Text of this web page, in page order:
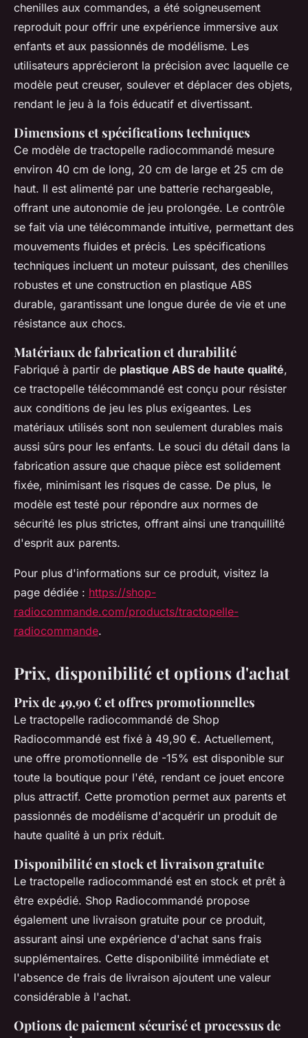
chenilles aux commandes, a été soigneusement
reproduit pour offrir une expérience immersive aux
enfants et aux passionnés de modélisme. Les
utilisateurs apprécieront la précision avec laquelle ce
modèle peut creuser, soulever et déplacer des objets,
rendant le jeu à la fois éducatif et divertissant.
Dimensions et spécifications techniques
Ce modèle de tractopelle radiocommandé mesure
environ 40 cm de long, 20 cm de large et 25 cm de
haut. Il est alimenté par une batterie rechargeable,
offrant une autonomie de jeu prolongée. Le contrôle
se fait via une télécommande intuitive, permettant des
mouvements fluides et précis. Les spécifications
techniques incluent un moteur puissant, des chenilles
robustes et une construction en plastique ABS
durable, garantissant une longue durée de vie et une
résistance aux chocs.
Matériaux de fabrication et durabilité
Fabriqué à partir de plastique ABS de haute qualité,
ce tractopelle télécommandé est conçu pour résister
aux conditions de jeu les plus exigeantes. Les
matériaux utilisés sont non seulement durables mais
aussi sûrs pour les enfants. Le souci du détail dans la
fabrication assure que chaque pièce est solidement
fixée, minimisant les risques de casse. De plus, le
modèle est testé pour répondre aux normes de
sécurité les plus strictes, offrant ainsi une tranquillité
d'esprit aux parents.
Pour plus d'informations sur ce produit, visitez la
page dédiée : https://shop-
radiocommande.com/products/tractopelle-
radiocommande.
Prix, disponibilité et options d'achat
Prix de 49,90 € et offres promotionnelles
Le tractopelle radiocommandé de Shop
Radiocommandé est fixé à 49,90 €. Actuellement,
une offre promotionnelle de -15% est disponible sur
toute la boutique pour l'été, rendant ce jouet encore
plus attractif. Cette promotion permet aux parents et
passionnés de modélisme d'acquérir un produit de
haute qualité à un prix réduit.
Disponibilité en stock et livraison gratuite
Le tractopelle radiocommandé est en stock et prêt à
être expédié. Shop Radiocommandé propose
également une livraison gratuite pour ce produit,
assurant ainsi une expérience d'achat sans frais
supplémentaires. Cette disponibilité immédiate et
l'absence de frais de livraison ajoutent une valeur
considérable à l'achat.
Options de paiement sécurisé et processus de